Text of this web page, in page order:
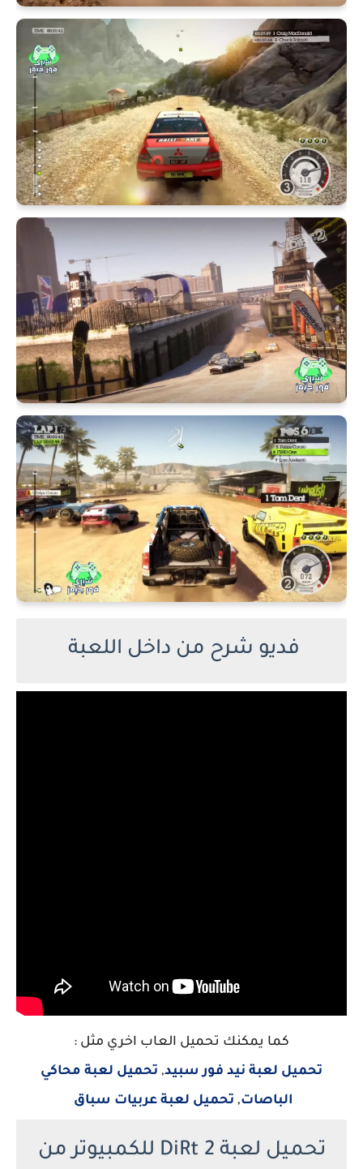
فديو شرح من داخل اللعبة
كما يمكنك تحميل العاب اخري مثل :
تحميل لعبة نيد فور سبيد, تحميل لعبة محاكي
الباصات, تحميل لعبة عربيات سباق
تحميل لعبة DiRt 2 للكمبيوتر من